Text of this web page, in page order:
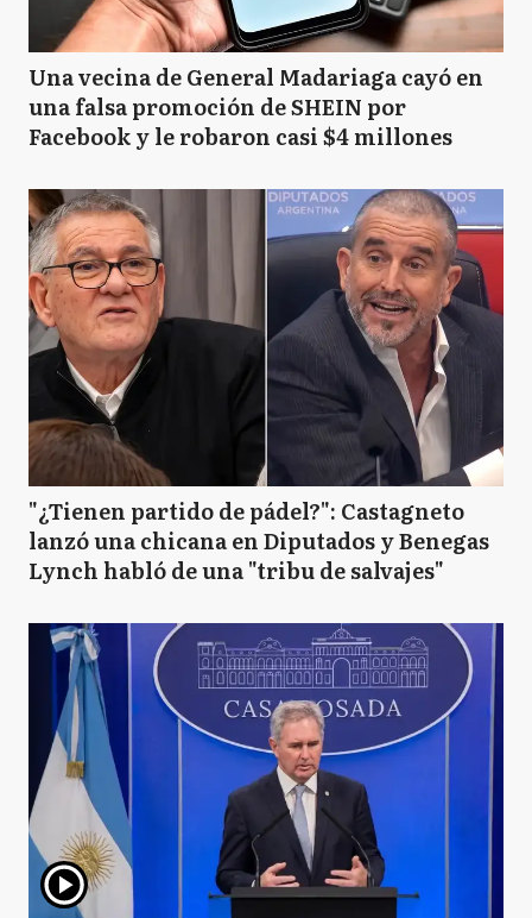
Una vecina de General Madariaga cayó en
una falsa promoción de SHEIN por
Facebook y le robaron casi $4 millones
"¿Tienen partido de pádel?": Castagneto
lanzó una chicana en Diputados y Benegas
Lynch habló de una "tribu de salvajes"